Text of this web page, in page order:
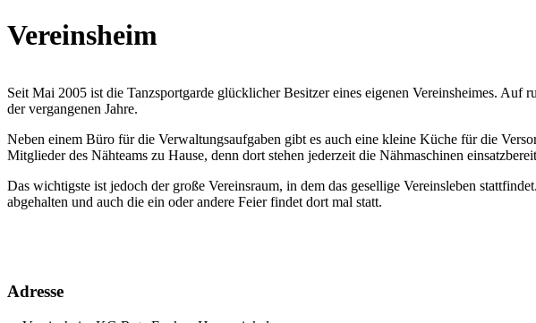
Vereinsheim
Seit Mai 2005 ist die Tanzsportgarde glücklicher Besitzer eines eigenen Vereinsheimes.
der vergangenen Jahre.
Neben einem Büro für die Verwaltungsaufgaben gibt es auch eine kleine Küche für die
Mitglieder des Nähteams zu Hause, denn dort stehen jederzeit die Nähmaschinen
Das wichtigste ist jedoch der große Vereinsraum, in dem das gesellige Vereinsleben
abgehalten und auch die ein oder andere Feier findet dort mal statt.
Adresse